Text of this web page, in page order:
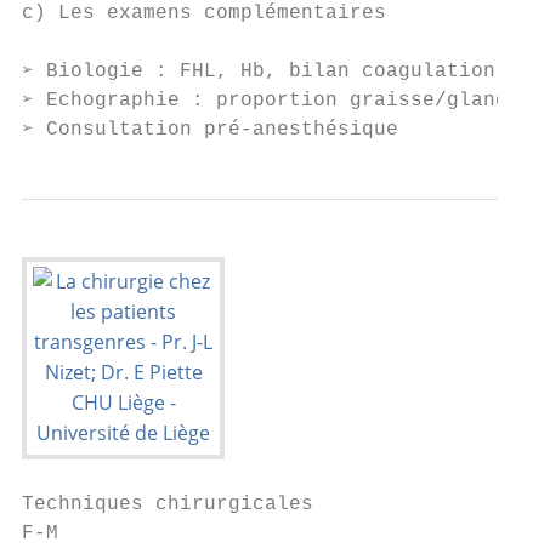
c) Les examens complémentaires
➢ Biologie : FHL, Hb, bilan coagulation
➢ Echographie : proportion graisse/glande,
➢ Consultation pré-anesthésique
Techniques chirurgicales
F-M